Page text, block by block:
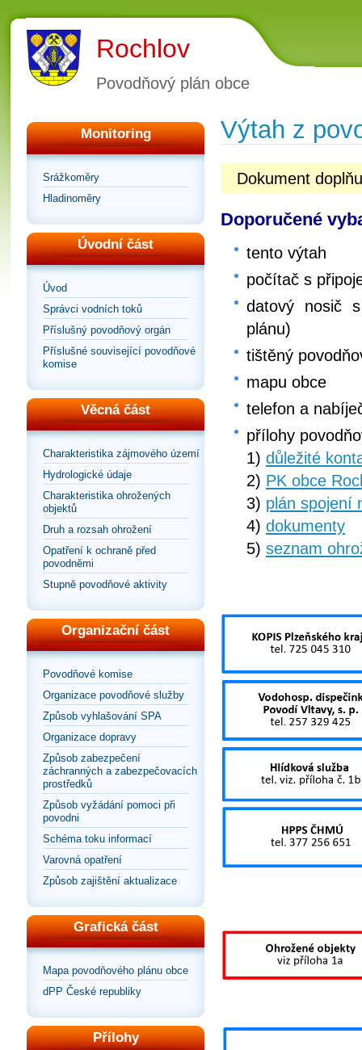
Rochlov
Povodňový plán obce
Monitoring
Srážkoměry
Hladinoměry
Úvodní část
Úvod
Správci vodních toků
Příslušný povodňový orgán
Příslušné související povodňové
komise
Věcná část
Charakteristika zájmového území
Hydrologické údaje
Charakteristika ohrožených
objektů
Druh a rozsah ohrožení
Opatření k ochraně před
povodněmi
Stupně povodňové aktivity
Organizační část
Povodňové komise
Organizace povodňové služby
Způsob vyhlašování SPA
Organizace dopravy
Způsob zabezpečení
záchranných a zabezpečovacích
prostředků
Způsob vyžádání pomoci při
povodni
Schéma toku informací
Varovná opatření
Způsob zajištění aktualizace
Grafická část
Mapa povodňového plánu obce
dPP České republiky
Přílohy
Výtah z
Dokument
Doporučené
tento výtah
počítač s
datový nosič
plánu)
tištěný
mapu obce
telefon a
přílohy
1) důležité
2) PK obce
3) plán spojení
4) dokumenty
5) seznam